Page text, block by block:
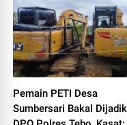
Pemain PETI Desa
Sumbersari Bakal